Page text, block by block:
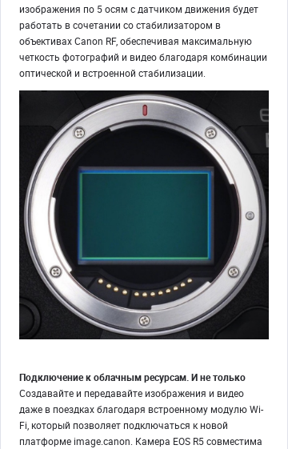
изображения по 5 осям с датчиком движения будет
работать в сочетании со стабилизатором в
объективах Canon RF, обеспечивая максимальную
четкость фотографий и видео благодаря комбинации
оптической и встроенной стабилизации.
Подключение к облачным ресурсам. И не только
Создавайте и передавайте изображения и видео
даже в поездках благодаря встроенному модулю Wi-
Fi, который позволяет подключаться к новой
платформе image.canon. Камера EOS R5 совместима